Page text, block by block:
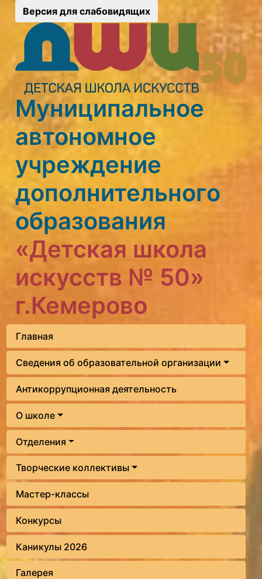
Версия для слабовидящих
Муниципальное
автономное
учреждение
дополнительного
образования
«Детская школа
искусств № 50»
г.Кемерово
Главная
Сведения об образовательной организации
Антикоррупционная деятельность
О школе
Отделения
Творческие коллективы
Мастер-классы
Конкурсы
Каникулы 2026
Галерея